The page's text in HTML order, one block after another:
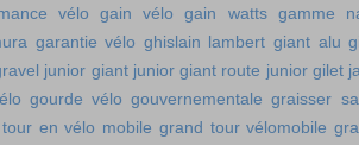
vélo
gain vélo gain watts gamme
garantie vélo ghislain lambert giant alu
junior giant junior giant route junior gilet
gourde vélo gouvernementale graisser
en vélo mobile grand tour vélomobile